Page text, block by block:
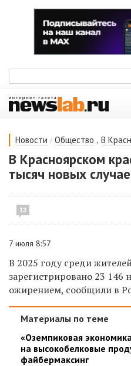
Новости / Общество , В
В Красноярском
тысяч новых
13
7 июля 8:57
В 2025 году среди
зарегистрировано 23 146
ожирением, сообщили в
Материалы по теме
«Оземпиковая
на высокобелковые
файбермаксинг